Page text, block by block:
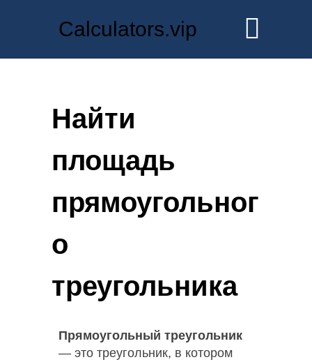
Calculators.vip
Найти
площадь
прямоугольног
о
треугольника
Πрямоугольный треугольник
— это треугольник, в котором